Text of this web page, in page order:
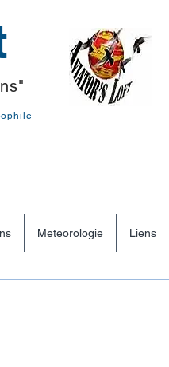
Meteorologie Liens